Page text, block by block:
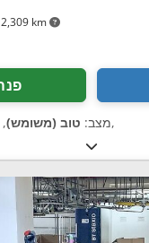
2,309 km
מצב: טוב (משומש), ,